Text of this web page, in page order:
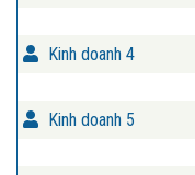
Kinh doanh 4
Kinh doanh 5